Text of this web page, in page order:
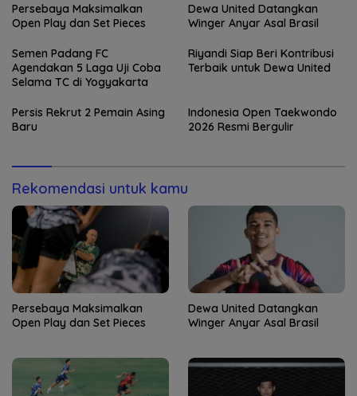
Persebaya Maksimalkan
Open Play dan Set Pieces
Dewa United Datangkan
Winger Anyar Asal Brasil
Semen Padang FC
Agendakan 5 Laga Uji Coba
Selama TC di Yogyakarta
Riyandi Siap Beri Kontribusi
Terbaik untuk Dewa United
Persis Rekrut 2 Pemain Asing
Baru
Indonesia Open Taekwondo
2026 Resmi Bergulir
Rekomendasi untuk kamu
Persebaya Maksimalkan
Open Play dan Set Pieces
Dewa United Datangkan
Winger Anyar Asal Brasil